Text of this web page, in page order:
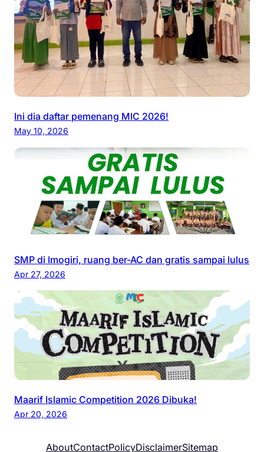
Ini dia daftar pemenang MIC 2026!
May 10, 2026
SMP di Imogiri, ruang ber-AC dan gratis sampai lulus
Apr 27, 2026
Maarif Islamic Competition 2026 Dibuka!
Apr 20, 2026
AboutContactPolicyDisclaimerSitemap